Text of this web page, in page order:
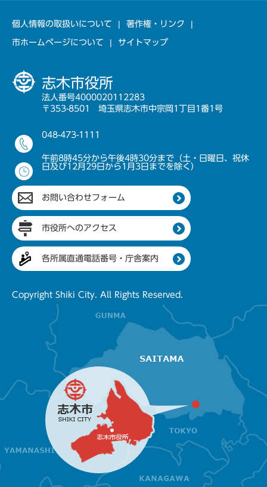
個人情報の取扱いについて 著作権・リンク
市ホームページについて サイトマップ
志木市役所
法人番号4000020112283
〒353-8501 埼玉県志木市中宗岡1丁目1番1号
048-473-1111
午前8時45分から午後4時30分まで（土・日曜日、祝休
日及び12月29日から1月3日までを除く）
お問い合わせフォーム
市役所へのアクセス
各所属直通電話番号・庁舎案内
Copyright Shiki City. All Rights Reserved.